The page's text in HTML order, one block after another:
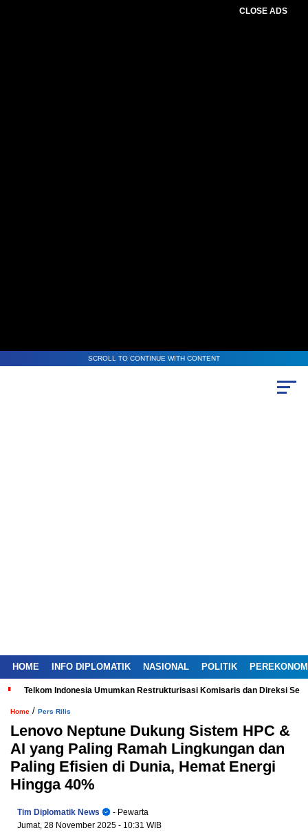
CLOSE ADS
SCROLL TO CONTINUE WITH CONTENT
HOME INFO DIPLOMATIK NASIONAL POLITIK
Telkom Indonesia Umumkan Restrukturisasi Komisaris dan Direksi
Home / Pers Rilis
Lenovo Neptune Dukung Sistem HPC &
AI yang Paling Ramah Lingkungan dan
Paling Efisien di Dunia, Hemat Energi
Hingga 40%
Tim Diplomatik News
- Pewarta
Jumat, 28 November 2025 - 10:31 WIB